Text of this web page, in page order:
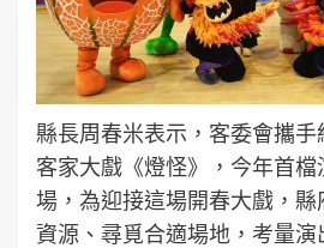
縣長周春米表示，客委會攜
客家大戲《燈怪》，今年首
場，為迎接這場開春大戲，
資源、尋覓合適場地，考量